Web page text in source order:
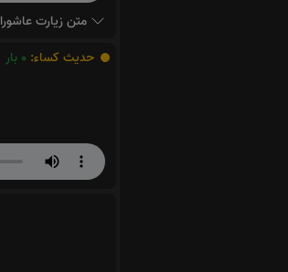
متن زیارت عاشورا
حدیث کساء: 0 بار